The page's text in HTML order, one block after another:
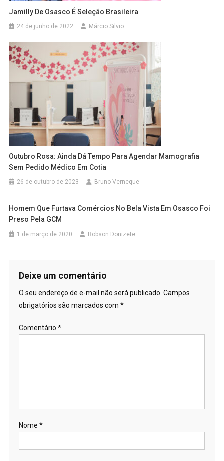
Jamilly De Osasco É Seleção Brasileira
24 de junho de 2022 Márcio Silvio
Outubro Rosa: Ainda Dá Tempo Para Agendar Mamografia
Sem Pedido Médico Em Cotia
26 de outubro de 2023 Bruno Verneque
Homem Que Furtava Comércios No Bela Vista Em Osasco Foi
Preso Pela GCM
1 de março de 2020 Robson Donizete
Deixe um comentário
O seu endereço de e-mail não será publicado. Campos
obrigatórios são marcados com *
Comentário *
Nome *